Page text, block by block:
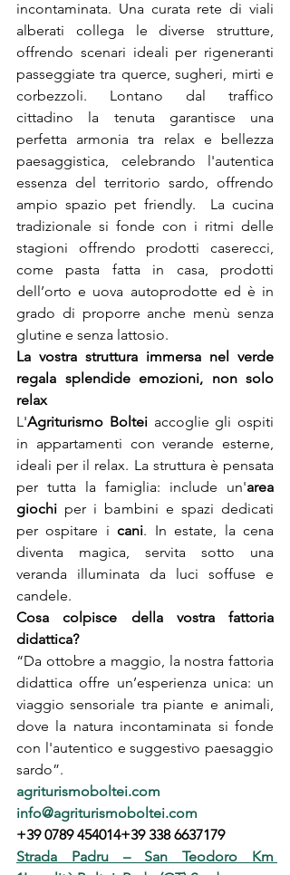
incontaminata. Una curata rete di viali
alberati collega le diverse strutture,
offrendo scenari ideali per rigeneranti
passeggiate tra querce, sugheri, mirti e
corbezzoli. Lontano dal traffico
cittadino la tenuta garantisce una
perfetta armonia tra relax e bellezza
paesaggistica, celebrando l'autentica
essenza del territorio sardo, offrendo
ampio spazio pet friendly.  La cucina
tradizionale si fonde con i ritmi delle
stagioni offrendo prodotti caserecci,
come pasta fatta in casa, prodotti
dell’orto e uova autoprodotte ed è in
grado di proporre anche menù senza
glutine e senza lattosio.
La vostra struttura immersa nel verde
regala splendide emozioni, non solo
relax
L'Agriturismo Boltei accoglie gli ospiti
in appartamenti con verande esterne,
ideali per il relax. La struttura è pensata
per tutta la famiglia: include un'area
giochi per i bambini e spazi dedicati
per ospitare i cani. In estate, la cena
diventa magica, servita sotto una
veranda illuminata da luci soffuse e
candele.
Cosa colpisce della vostra fattoria
didattica?
“Da ottobre a maggio, la nostra fattoria
didattica offre un’esperienza unica: un
viaggio sensoriale tra piante e animali,
dove la natura incontaminata si fonde
con l'autentico e suggestivo paesaggio
sardo”.
agriturismoboltei.com
info@agriturismoboltei.com
+39 0789 454014+39 338 6637179
Strada Padru – San Teodoro Km